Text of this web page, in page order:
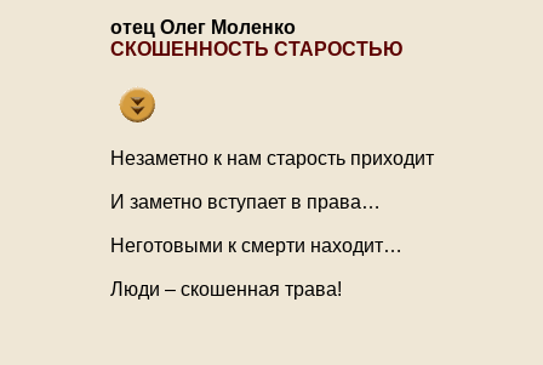
отец Олег Моленко
СКОШЕННОСТЬ СТАРОСТЬЮ
Незаметно к нам старость приходит
И заметно вступает в права…
Неготовыми к смерти находит…
Люди – скошенная трава!